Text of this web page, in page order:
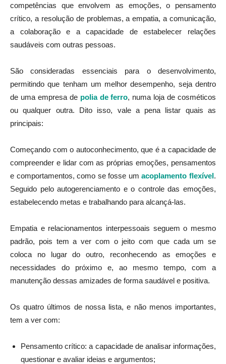
competências que envolvem as emoções, o pensamento
crítico, a resolução de problemas, a empatia, a comunicação,
a colaboração e a capacidade de estabelecer relações
saudáveis com outras pessoas.
São consideradas essenciais para o desenvolvimento,
permitindo que tenham um melhor desempenho, seja dentro
de uma empresa de polia de ferro, numa loja de cosméticos
ou qualquer outra. Dito isso, vale a pena listar quais as
principais:
Começando com o autoconhecimento, que é a capacidade de
compreender e lidar com as próprias emoções, pensamentos
e comportamentos, como se fosse umacoplamento flexível.
Seguido pelo autogerenciamento e o controle das emoções,
estabelecendo metas e trabalhando para alcançá-las.
Empatia e relacionamentos interpessoais seguem o mesmo
padrão, pois tem a ver com o jeito com que cada um se
coloca no lugar do outro, reconhecendo as emoções e
necessidades do próximo e, ao mesmo tempo, com a
manutenção dessas amizades de forma saudável e positiva.
Os quatro últimos de nossa lista, e não menos importantes,
tem a ver com:
Pensamento crítico: a capacidade de analisar informações,
questionar e avaliar ideias e argumentos;